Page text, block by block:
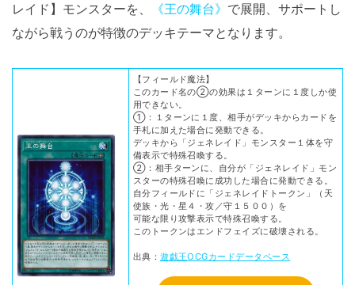
レイド】モンスターを、
《王の舞台》 で展開、サポートし
ながら戦うのが特徴のデッキテーマとなります。
【フィールド魔法】
このカード名の②の効果は１ターンに１度しか使
用できない。
①：１ターンに１度、相手がデッキからカードを
手札に加えた場合に発動できる。
デッキから「ジェネレイド」モンスター１体を守
備表示で特殊召喚する。
②：相手ターンに、自分が「ジェネレイド」モン
スターの特殊召喚に成功した場合に発動できる。
自分フィールドに「ジェネレイドトークン」（天
使族・光・星４・攻／守１５００）を
可能な限り攻撃表示で特殊召喚する。
このトークンはエンドフェイズに破壊される。
出典：遊戯王OCGカードデータベース